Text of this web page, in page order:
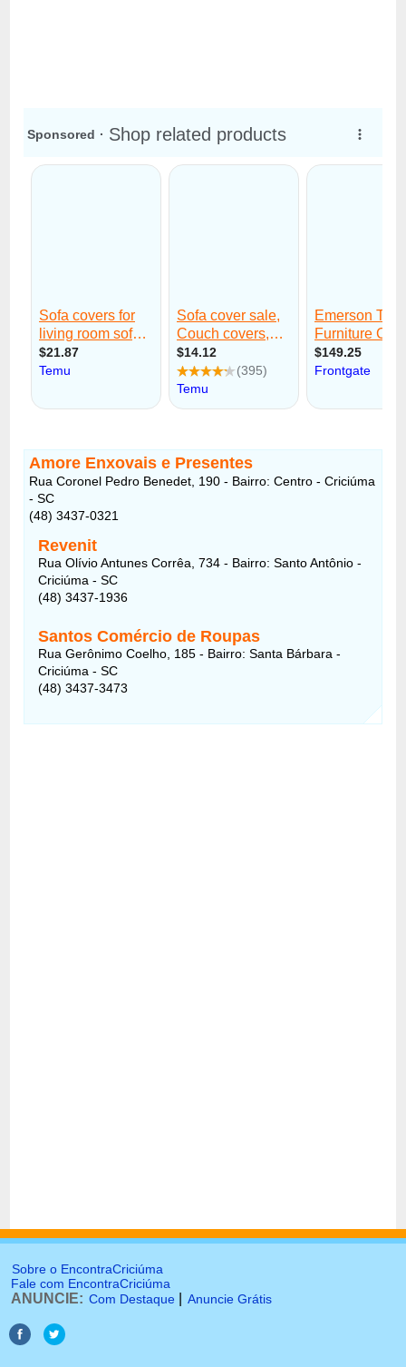
Amore Enxovais e Presentes
Rua Coronel Pedro Benedet, 190 - Bairro: Centro - Criciúma
- SC
(48) 3437-0321
Revenit
Rua Olívio Antunes Corrêa, 734 - Bairro: Santo Antônio -
Criciúma - SC
(48) 3437-1936
Santos Comércio de Roupas
Rua Gerônimo Coelho, 185 - Bairro: Santa Bárbara -
Criciúma - SC
(48) 3437-3473
Sobre o EncontraCriciúma
Fale com EncontraCriciúma
ANUNCIE: Com Destaque Anuncie Grátis